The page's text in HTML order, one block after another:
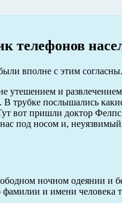
телефонов
вполне с этим
утешением и
В трубке послышались
вот пришли доктор
под носом и,
ночном одеянии и
и имени человека